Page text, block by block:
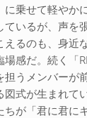
に乗せて軽やか
ているが、声を
えるのも、身近
場感だ。続く「
担うメンバーが
図式が生まれて
ちが「君に君に